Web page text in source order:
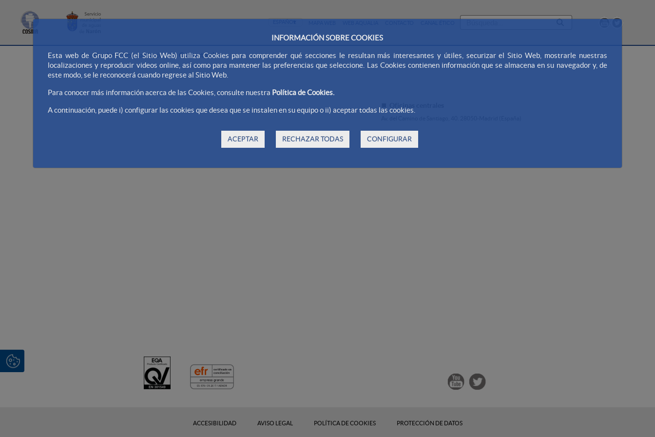
INFORMACIÓN SOBRE COOKIES
Esta web de Grupo FCC (el Sitio Web) utiliza Cookies para comprender qué secciones le resultan más interesantes y útiles, securizar el Sitio Web, mostrarle nuestras
localizaciones y reproducir videos online, así como para mantener las preferencias que seleccione. Las Cookies contienen información que se almacena en su navegador y, de
este modo, se le reconocerá cuando regrese al Sitio Web.
Para conocer más información acerca de las Cookies, consulte nuestra Política de Cookies.
A continuación, puede i) configurar las cookies que desea que se instalen en su equipo o ii) aceptar todas las cookies.
ACEPTAR RECHAZAR TODAS CONFIGURAR
Aqualia Ayto. Cosma Narón > Contacto old
ACCESIBILIDAD AVISO LEGAL POLÍTICA DE COOKIES PROTECCIÓN DE DATOS